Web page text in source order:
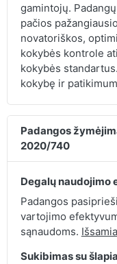
gamintojų.
pačios
novatoriškos,
kokybės kontrole
kokybės
kokybę ir
Padangos
2020/740
Degalų naudojimo
Padangos
vartojimo
sąnaudoms.
Sukibimas su